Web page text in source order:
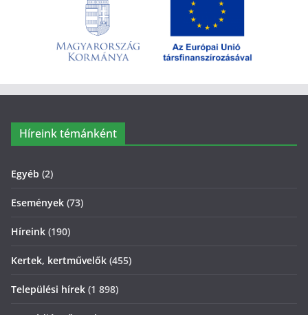
Híreink témánként
Egyéb (2)
Események (73)
Híreink (190)
Kertek, kertművelők (455)
Települési hírek (1 898)